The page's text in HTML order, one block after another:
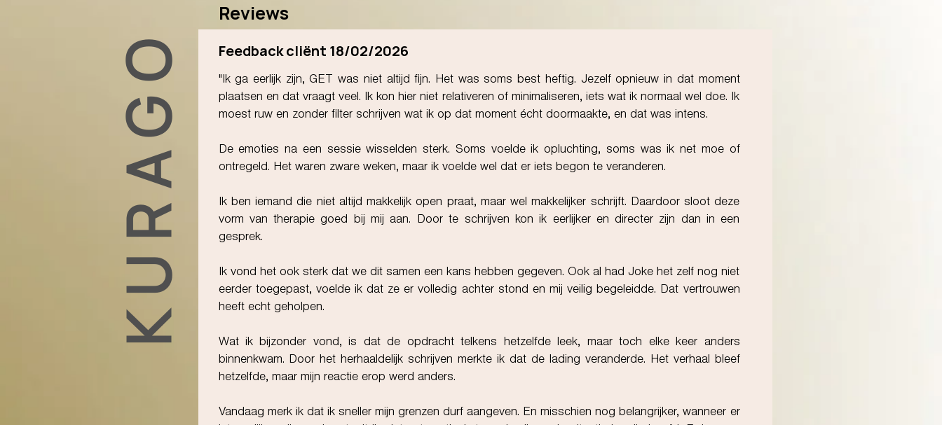
Reviews
KURAGO Feedback cliënt 18/02/2026
"Ik ga eerlijk zijn, GET was niet altijd fijn. Het was soms best heftig. Jezelf opnieuw in dat moment
plaatsen en dat vraagt veel. Ik kon hier niet relativeren of minimaliseren, iets wat ik normaal wel doe. Ik
moest ruw en zonder filter schrijven wat ik op dat moment écht doormaakte, en dat was intens.
De emoties na een sessie wisselden sterk. Soms voelde ik opluchting, soms was ik net moe of
ontregeld. Het waren zware weken, maar ik voelde wel dat er iets begon te veranderen.
Ik ben iemand die niet altijd makkelijk open praat, maar wel makkelijker schrijft. Daardoor sloot deze
vorm van therapie goed bij mij aan. Door te schrijven kon ik eerlijker en directer zijn dan in een
gesprek.
Ik vond het ook sterk dat we dit samen een kans hebben gegeven. Ook al had Joke het zelf nog niet
eerder toegepast, voelde ik dat ze er volledig achter stond en mij veilig begeleidde. Dat vertrouwen
heeft echt geholpen.
Wat ik bijzonder vond, is dat de opdracht telkens hetzelfde leek, maar toch elke keer anders
binnenkwam. Door het herhaaldelijk schrijven merkte ik dat de lading veranderde. Het verhaal bleef
hetzelfde, maar mijn reactie erop werd anders.
Vandaag merk ik dat ik sneller mijn grenzen durf aangeven. En misschien nog belangrijker, wanneer er